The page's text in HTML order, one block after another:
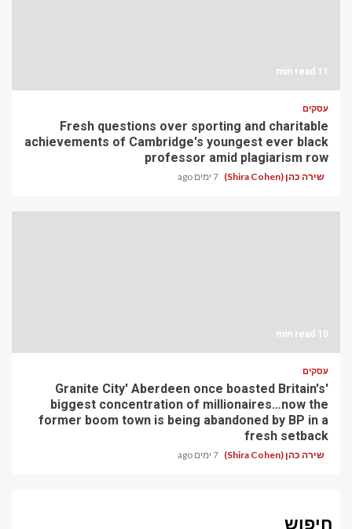
11 min read
עסקים
Fresh questions over sporting and charitable
achievements of Cambridge's youngest ever black
professor amid plagiarism row
שירה כהן (Shira Cohen) 7 ימים ago
10 min read
עסקים
'Granite City' Aberdeen once boasted Britain's
biggest concentration of millionaires…now the
former boom town is being abandoned by BP in a
fresh setback
שירה כהן (Shira Cohen) 7 ימים ago
חיפוש